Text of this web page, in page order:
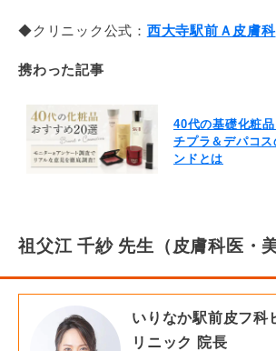
◆クリニック公式： 西大寺駅前Ａ皮膚科
携わった記事
40代の基礎化粧
チプラ＆デパコ
ンドとは
祖父江 千紗 先生（皮膚科医・
いりなか駅前皮フ科
リニック 院長